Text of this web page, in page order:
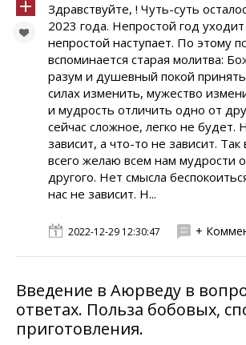
Здравствуйте, ! Чуть-суть
2023 года. Непростой год
непростой наступает. По этому
вспоминается старая молитва:
разум и душевный покой
силах изменить, мужество
и мудрость отличить одно от
сейчас сложное, легко не будет.
зависит, а что-то не зависит.
всего желаю всем нам мудрости
другого. Нет смысла
нас не зависит. Н...
2022-12-29 12:30:47 +
Введение в Аюрведу в
ответах. Польза бобовых,
приготовления.